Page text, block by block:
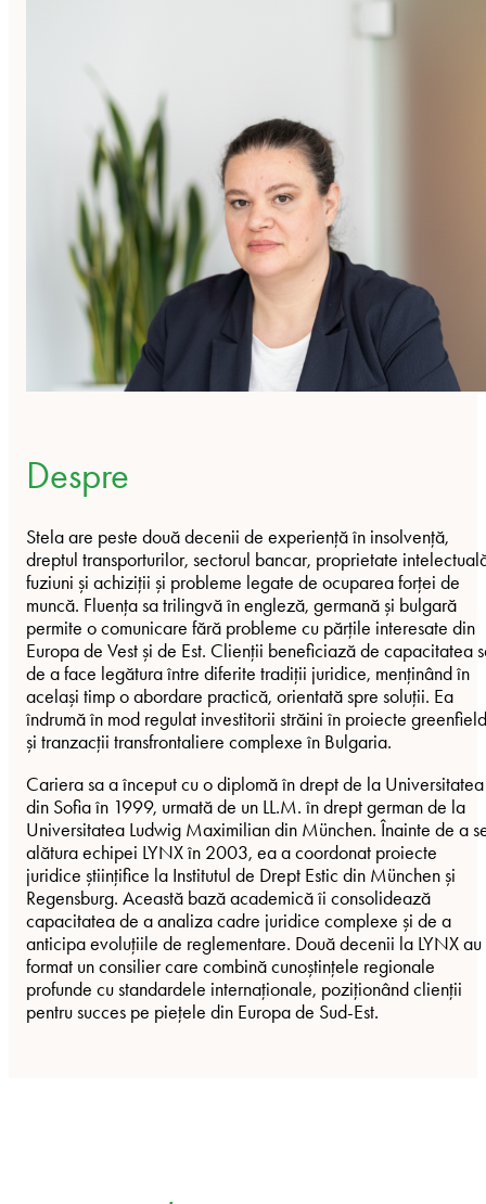
Despre
Stela are peste două decenii de experiență în insolvență,
dreptul transporturilor, sectorul bancar, proprietate
fuziuni și achiziții și probleme legate de ocuparea forței de
muncă. Fluența sa trilingvă în engleză, germană și bulgară
permite o comunicare fără probleme cu părțile interesate din
Europa de Vest și de Est. Clienții beneficiază de capacitatea
de a face legătura între diferite tradiții juridice, menținând în
același timp o abordare practică, orientată spre soluții. Ea
îndrumă în mod regulat investitorii străini în proiecte greenfield
și tranzacții transfrontaliere complexe în Bulgaria.
Cariera sa a început cu o diplomă în drept de la Universitatea
din Sofia în 1999, urmată de un LL.M. în drept german de la
Universitatea Ludwig Maximilian din München. Înainte de a
alătura echipei LYNX în 2003, ea a coordonat proiecte
juridice științifice la Institutul de Drept Estic din München și
Regensburg. Această bază academică îi consolidează
capacitatea de a analiza cadre juridice complexe și de a
anticipa evoluțiile de reglementare. Două decenii la LYNX au
format un consilier care combină cunoștințele regionale
profunde cu standardele internaționale, poziționând clienții
pentru succes pe piețele din Europa de Sud-Est.